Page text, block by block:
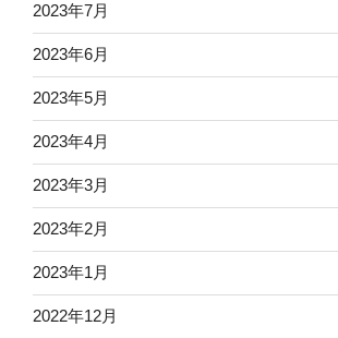
2023年7月
2023年6月
2023年5月
2023年4月
2023年3月
2023年2月
2023年1月
2022年12月